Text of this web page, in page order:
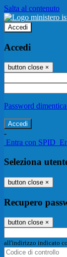
Salta al contenuto
Accedi
Accedi
button close ×
Password
-
Entra con SPID
Seleziona
button close ×
Recupero
button close ×
all'indirizzo indicato